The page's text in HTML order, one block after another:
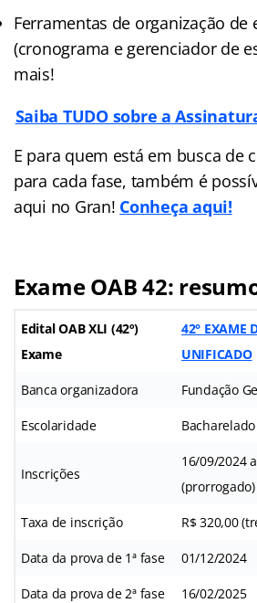
Ferramentas de organização de
(cronograma e gerenciador de
mais!
Saiba TUDO sobre a
E para quem está em busca de
para cada fase, também é
aqui no Gran! Conheça aqui!
Exame OAB 42:
Edital OAB XLI (42º)
Exame
42° EXAME
UNIFICADO
Banca organizadora Fundação
Escolaridade
Inscrições
16/09/2024
(prorrogado)
Taxa de inscrição R$ 320,00
Data da prova de 1ª fase 01/12/2024
Data da prova de 2ª fase 16/02/2025